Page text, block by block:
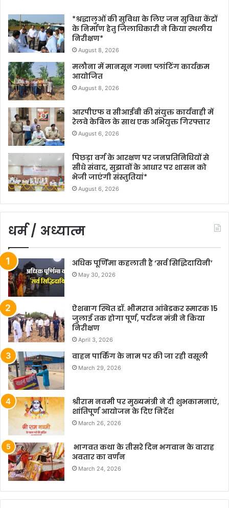
*श्रद्धालुओं की सुविधा के लिए जन सुविधा केंद्रों
के निर्माण हेतु जिलाधिकारी ने किया स्थलीय
निरीक्षण*
August 8, 2026
मलौना में मानसून गन्ना प्लांटिंग कार्यक्रम
आयोजित
August 8, 2026
आरपीएफ व सीआईबी की संयुक्त कार्यवाही में
रेलवे केबिल के साथ एक अभियुक्त गिरफ्तार
August 6, 2026
पिछड़ा वर्ग के आरक्षण पर जनप्रतिनिधियों से
सीधे संवाद, सुझावों के आधार पर शासन को
भेजी जाएंगी संस्तुतियां*
August 6, 2026
धर्म / अध्यात्म
अधिक पूर्णिमा कहलाती है ‘सर्व सिद्धिदायिनी’
May 30, 2026
ऐशबाग स्थित डॉ. भीमराव आंबेडकर स्मारक 15
जुलाई तक होगा पूर्ण, पर्यटन मंत्री ने किया
निरीक्षण
April 3, 2026
वाहन पार्किंग के नाम पर की जा रही वसूली
March 29, 2026
श्रीराम नवमी पर मुख्यमंत्री ने दी शुभकामनाएं,
शांतिपूर्ण आयोजन के दिए निर्देश
March 26, 2026
भागवत कथा के तीसरे दिन भगवान के वाराह
अवतार का वर्णन
March 24, 2026